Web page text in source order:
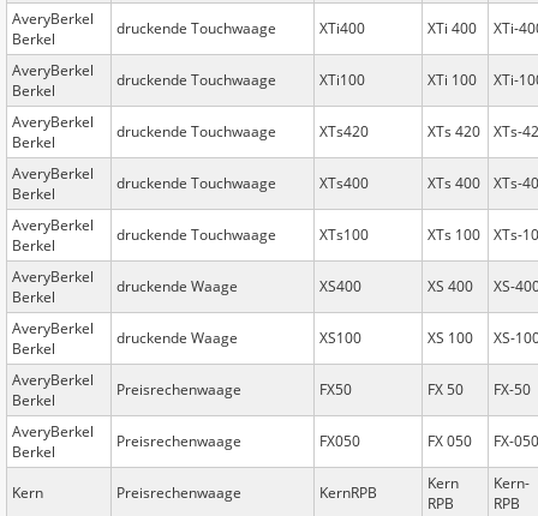
AveryBerkel
Berkel
druckende Touchwaage XTi400 XTi 400 XTi-
AveryBerkel
Berkel
druckende Touchwaage XTi100 XTi 100 XTi-
AveryBerkel
Berkel
druckende Touchwaage XTs420 XTs 420 XTs-
AveryBerkel
Berkel
druckende Touchwaage XTs400 XTs 400 XTs-
AveryBerkel
Berkel
druckende Touchwaage XTs100 XTs 100 XTs-
AveryBerkel
Berkel
druckende Waage XS400 XS 400 XS-
AveryBerkel
Berkel
druckende Waage XS100 XS 100 XS-
AveryBerkel
Berkel
Preisrechenwaage FX50 FX 50 FX-50
AveryBerkel
Berkel
Preisrechenwaage FX050 FX 050 FX-050
Kern Preisrechenwaage KernRPB
Kern
RPB
Kern-
RPB